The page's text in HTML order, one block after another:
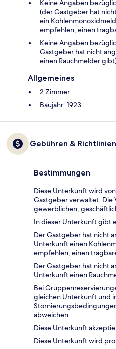
Keine Angaben
(der Gastgeber hat
ein
empfehlen, einen
Keine Angaben
Gastgeber hat nicht
einen Rauchmelder
Allgemeines
2 Zimmer
Baujahr: 1923
Gebühren & Richtlinien
Bestimmungen
Diese Unterkunft wird
Gastgeber verwaltet. Die
gewerblichen,
In dieser Unterkunft gibt
Der Gastgeber hat nicht
Unterkunft einen
empfehlen, einen
Der Gastgeber hat nicht
Unterkunft einen
Bei
gleichen Unterkunft und
abweichen.
Diese Unterkunft
Diese Unterkunft wird